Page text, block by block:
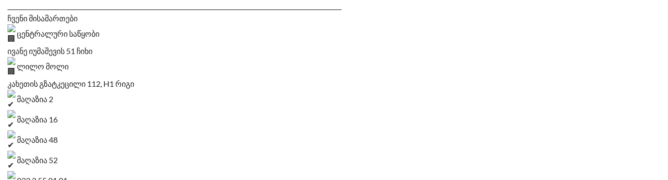
ჩვენი მისამართები
ცენტრალური საწყობი
ივანე იუმაშევის 51 ჩიხი
ლილო მოლი
კახეთის გზატკეცილი 112, H1 რიგი
მაღაზია 2
მაღაზია 16
მაღაზია 48
მაღაზია 52